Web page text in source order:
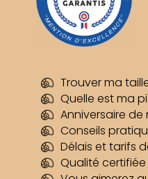
Trouver ma
Quelle est ma
Anniversaire de
Conseils
Délais et tarifs
Qualité certifiée